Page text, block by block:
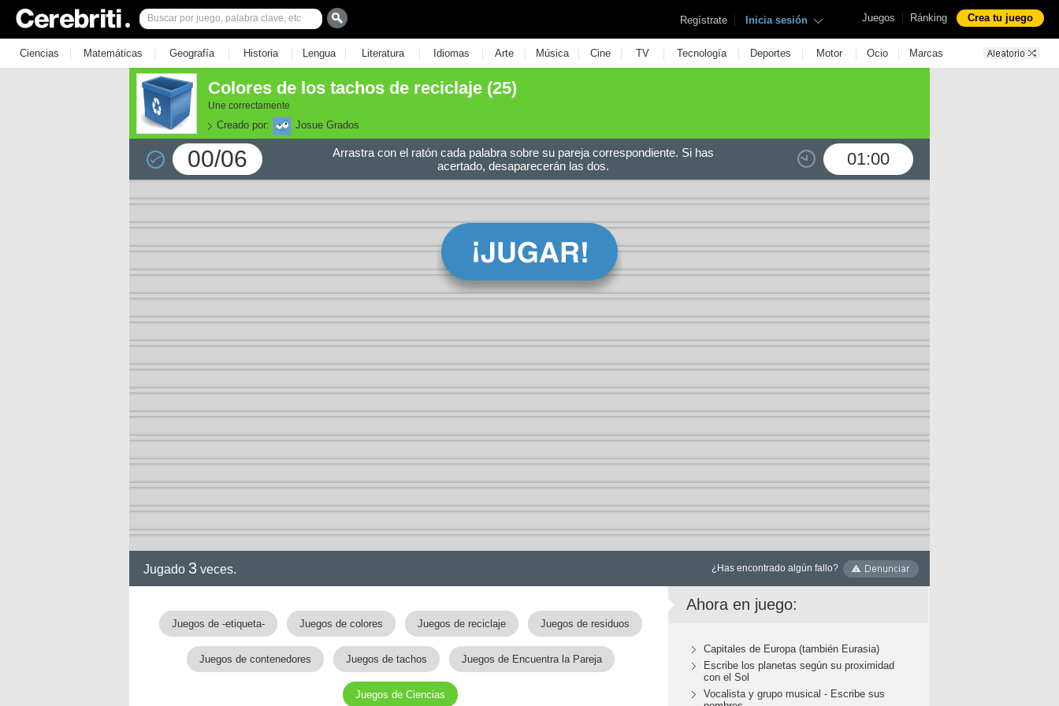
Juegos | Ránking Crea tu juego
Regístrate | Inicia sesión
Ciencias | Matemáticas | Geografía | Historia | Lengua | Literatura | Idiomas | Arte | Música | Cine | TV | Tecnología | Deportes | Motor | Ocio | Marcas
Colores de los tachos de reciclaje (25)
Une correctamente
Creado por: Josue Grados
00/06 01:00
Arrastra con el ratón cada palabra sobre su pareja correspondiente. Si has
acertado, desaparecerán las dos.
Jugado 3 veces. ¿Has encontrado algún fallo?
Juegos de -etiqueta- Juegos de colores Juegos de reciclaje Juegos de residuos
Juegos de contenedores Juegos de tachos Juegos de Encuentra la Pareja
Juegos de Ciencias
Ahora en juego:
Capitales de Europa (también Eurasia)
Escribe los planetas según su proximidad
con el Sol
Vocalista y grupo musical - Escribe sus